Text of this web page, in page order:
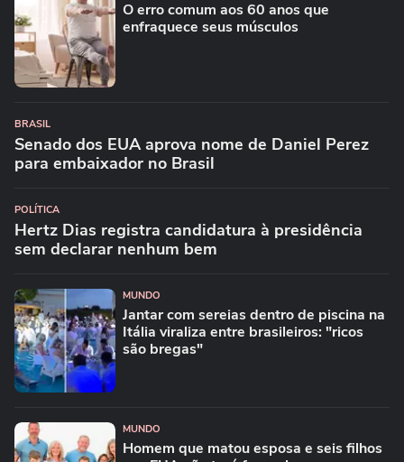
O erro comum aos 60 anos que
enfraquece seus músculos
BRASIL
Senado dos EUA aprova nome de Daniel Perez
para embaixador no Brasil
POLÍTICA
Hertz Dias registra candidatura à presidência
sem declarar nenhum bem
MUNDO
Jantar com sereias dentro de piscina na
Itália viraliza entre brasileiros: "ricos
são bregas"
MUNDO
Homem que matou esposa e seis filhos